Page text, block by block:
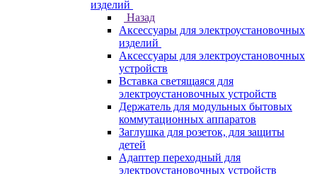
изделий
Назад
Аксессуары для электроустановочных
изделий
Аксессуары для электроустановочных
устройств
Вставка светящаяся для
электроустановочных устройств
Держатель для модульных бытовых
коммутационных аппаратов
Заглушка для розеток, для защиты
детей
Адаптер переходный для
электроустановочных устройств